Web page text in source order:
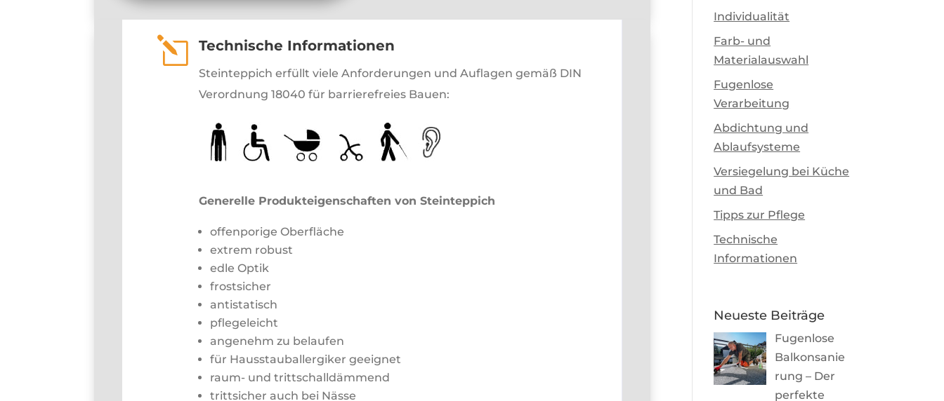
l Technische Informationen
Steinteppich erfüllt viele Anforderungen und Auflagen gemäß DIN
Verordnung 18040 für barrierefreies Bauen:
Generelle Produkteigenschaften von Steinteppich
offenporige Oberfläche
extrem robust
edle Optik
frostsicher
antistatisch
pflegeleicht
angenehm zu belaufen
für Hausstauballergiker geeignet
raum- und trittschalldämmend
trittsicher auch bei Nässe
Individualität
Farb- und
Materialauswahl
Fugenlose
Verarbeitung
Abdichtung und
Ablaufsysteme
Versiegelung bei Küche
und Bad
Tipps zur Pflege
Technische
Informationen
Neueste Beiträge
Fugenlose
Balkonsanie
rung – Der
perfekte